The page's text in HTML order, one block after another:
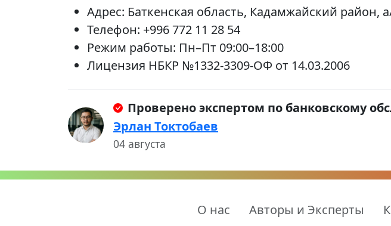
Адрес: Баткенская область, Кадамжайский район,
Телефон: +996 772 11 28 54
Режим работы: Пн–Пт 09:00–18:00
Лицензия НБКР №1332-3309-ОФ от 14.03.2006
Проверено экспертом по банковскому
Эрлан Токтобаев
04 августа
О нас Авторы и Эксперты